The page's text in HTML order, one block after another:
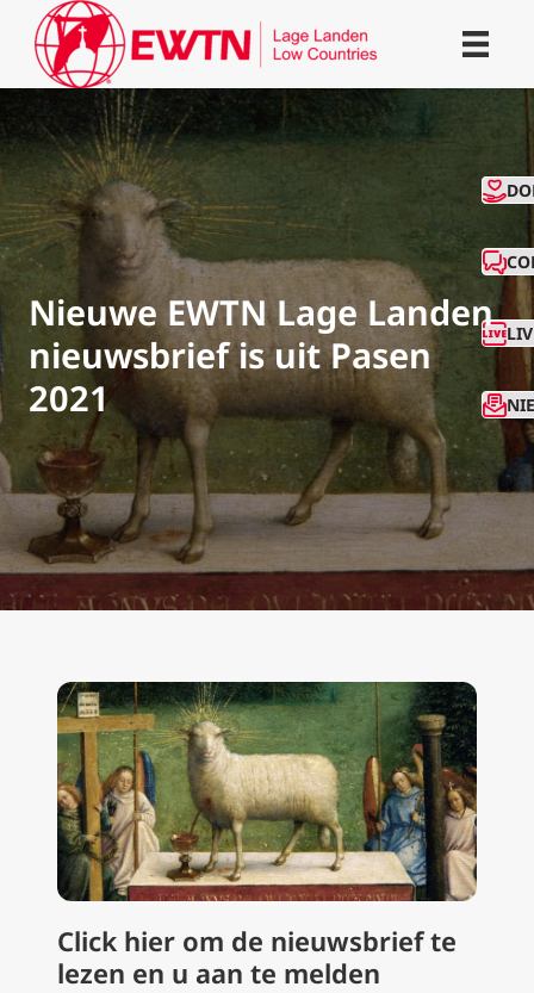
Nieuwe EWTN Lage Landen
nieuwsbrief is uit Pasen
2021
Click hier om de nieuwsbrief te
lezen en u aan te melden